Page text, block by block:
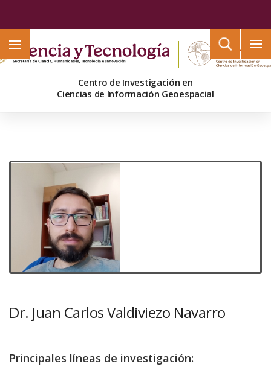
Centro de Investigación en
Ciencias de Información Geoespacial
Dr. Juan Carlos Valdiviezo Navarro
Principales líneas de investigación: